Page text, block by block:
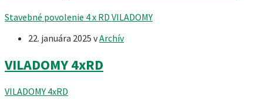
Stavebné povolenie 4 x RD VILADOMY
22. januára 2025 vArchív
VILADOMY 4xRD
VILADOMY 4xRD